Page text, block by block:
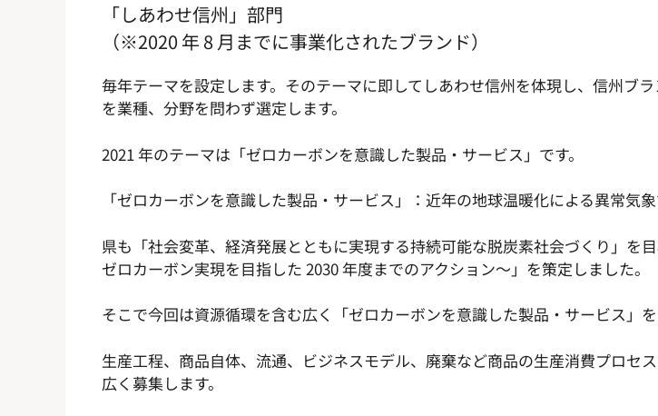
「しあわせ信州」部門
（※2020 年 8 月までに事業化されたブランド）
毎年テーマを設定します。そのテーマに即してしあわせ信州を体現し、信州ブ
を業種、分野を問わず選定します。
2021 年のテーマは「ゼロカーボンを意識した製品・サービス」です。
「ゼロカーボンを意識した製品・サービス」：近年の地球温暖化による異常気
県も「社会変革、経済発展とともに実現する持続可能な脱炭素社会づくり」を
ゼロカーボン実現を目指した 2030 年度までのアクション～」を策定しました。
そこで今回は資源循環を含む広く「ゼロカーボンを意識した製品・サービス」を
生産工程、商品自体、流通、ビジネスモデル、廃棄など商品の生産消費プロセ
広く募集します。